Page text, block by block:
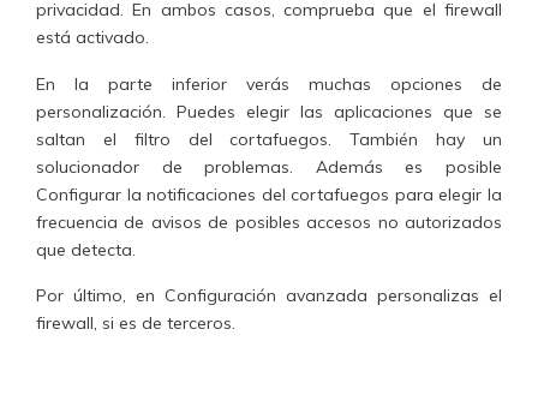
privacidad. En ambos casos,comprueba que el firewall
está activado.
En la parte inferior verás muchas opciones de
personalización. Puedes elegir las aplicaciones que se
saltan el filtro del cortafuegos . También hayun
solucionador de problemas . Además es posible
Configurar la notificaciones del cortafuegos para elegir la
frecuencia de avisos de posibles accesos no autorizados
que detecta.
Por último, en Configuración avanzada personalizas el
firewall, si es de terceros.